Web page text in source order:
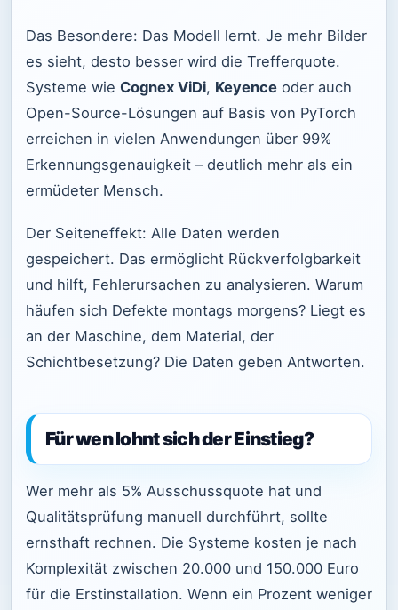
Das Besondere: Das Modell lernt. Je mehr Bilder
es sieht, desto besser wird die Trefferquote.
Systeme wie Cognex ViDi, Keyence oder auch
Open-Source-Lösungen auf Basis von PyTorch
erreichen in vielen Anwendungen über 99%
Erkennungsgenauigkeit – deutlich mehr als ein
ermüdeter Mensch.
Der Seiteneffekt: Alle Daten werden
gespeichert. Das ermöglicht Rückverfolgbarkeit
und hilft, Fehlerursachen zu analysieren. Warum
häufen sich Defekte montags morgens? Liegt es
an der Maschine, dem Material, der
Schichtbesetzung? Die Daten geben Antworten.
Für wen lohnt sich der Einstieg?
Wer mehr als 5% Ausschussquote hat und
Qualitätsprüfung manuell durchführt, sollte
ernsthaft rechnen. Die Systeme kosten je nach
Komplexität zwischen 20.000 und 150.000 Euro
für die Erstinstallation. Wenn ein Prozent weniger